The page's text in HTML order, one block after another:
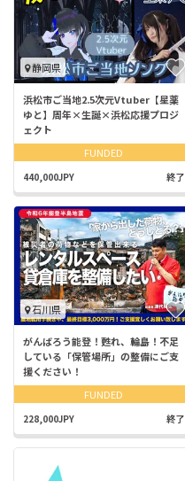
静岡県
浜松市ご当地2.5次元Vtuber【星薬
ゆと】周年×生誕×浜松応援プロジ
ェクト
FUNDED
440,000JPY 終了
石川県
がんばろう能登！甦れ、輪島！不足
している「保管場所」の整備にご支
援ください！
FUNDED
228,000JPY 終了